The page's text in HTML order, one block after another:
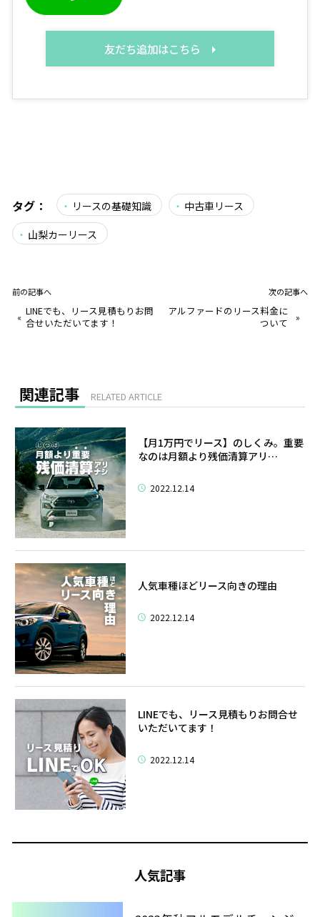
友だち追加はこちら
タグ： リースの基礎知識
中古車リース
山梨カーリース
前の記事へ
« LINEでも、リース見積もりお問
合せいただいてます！
次の記事へ
アルファードのリース料金に
ついて
»
関連記事 RELATED ARTICLE
【月1万円でリース】のしくみ。重要
なのは月額より残価清算アリ…
2022.12.14
人気車種ほどリース向きの理由
2022.12.14
LINEでも、リース見積もりお問合せ
いただいてます！
2022.12.14
人気記事